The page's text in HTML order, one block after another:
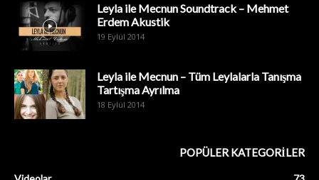
Leyla ile Mecnun Soundtrack – Mehmet
Erdem Akustik
19 Eylül 2014
Leyla ile Mecnun – Tüm Leylalarla Tanışma
Tartışma Ayrılma
18 Eylül 2014
POPÜLER KATEGORİLER